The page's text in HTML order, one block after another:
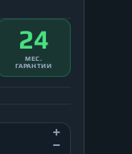
24
МЕС.
ГАРАНТИИ